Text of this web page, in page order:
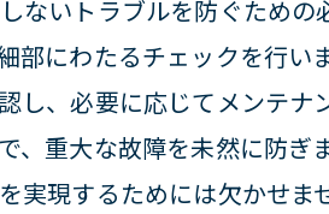
サービスの提供
ビスまで自動車のすべてを
容を詳しく解説
ないトラブルを防ぐため
部にわたるチェックを行
し、必要に応じてメンテ
、重大な故障を未然に防
実現するためには欠かせ